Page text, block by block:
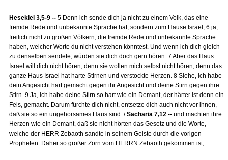
Hesekiel 3,5-9 -- 5 Denn ich sende dich ja nicht zu einem Volk, das eine
fremde Rede und unbekannte Sprache hat, sondern zum Hause Israel; 6 ja,
freilich nicht zu großen Völkern, die fremde Rede und unbekannte Sprache
haben, welcher Worte du nicht verstehen könntest. Und wenn ich dich gleich
zu denselben sendete, würden sie dich doch gern hören. 7 Aber das Haus
Israel will dich nicht hören, denn sie wollen mich selbst nicht hören; denn das
ganze Haus Israel hat harte Stirnen und verstockte Herzen. 8 Siehe, ich habe
dein Angesicht hart gemacht gegen ihr Angesicht und deine Stirn gegen ihre
Stirn. 9 Ja, ich habe deine Stirn so hart wie ein Demant, der härter ist denn ein
Fels, gemacht. Darum fürchte dich nicht, entsetze dich auch nicht vor ihnen,
daß sie so ein ungehorsames Haus sind. /Sacharia 7,12 -- und machten ihre
Herzen wie ein Demant, daß sie nicht hörten das Gesetz und die Worte,
welche der HERR Zebaoth sandte in seinem Geiste durch die vorigen
Propheten. Daher so großer Zorn vom HERRN Zebaoth gekommen ist;